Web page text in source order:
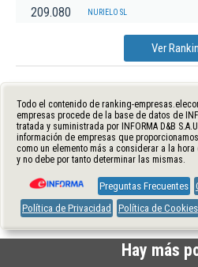
209.080 NURIELO SL
Ver
Todo el contenido de ranking-
empresas procede de la base de datos de
tratada y suministrada por INFORMA D&B
información de empresas que
como un elemento más a considerar a la
y no debe por tanto determinar las mismas.
Preguntas Frecuentes
Política de Privacidad
Política de Cookies
Hay más